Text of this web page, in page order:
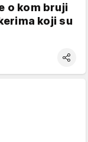
o kom bruji
koji su